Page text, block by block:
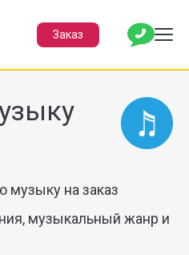
Заказ
музыку на заказ
музыкальный жанр и